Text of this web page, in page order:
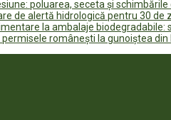
poluarea, seceta și
de alertă hidrologică pentru 30 de
la ambalaje
permisele românești la gunoiștea din